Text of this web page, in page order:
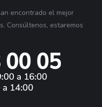
encontrado el mejor
Consúltenos, estaremos